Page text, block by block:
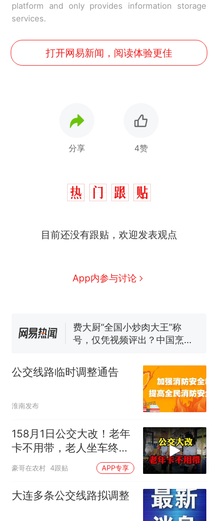
platform and only provides information storage
services.
打开网易新闻，阅读体验更佳
分享 4赞
目前还没有跟贴，欢迎发表观点
App内参与讨论
热 那个在床头放菜刀的女孩，
因老师一句“跟我回家”改写了
眼了……
费大厨“全国小炒肉大王”称
号，仅凭视频评出？中国烹饪
试前13名均遭淘汰？教育局：
已叫停招聘，成立调查组全面
笔试第一被第二名传话劝弃考
空调24小时开着反而更省电？
热 那个在床头放菜刀的女孩，
因老师一句“跟我回家”改写了
人生
公交线路临时调整通告
淮南发布
158月1日公交大改！老年
卡不用带，老人坐车终于
省心了
豪哥在农村 4跟贴 APP专享
大连多条公交线路拟调整